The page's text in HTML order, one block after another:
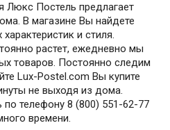
Люкс Постель предлагает
В магазине Вы найдете
и стиля.
растет, ежедневно мы
товаров. Постоянно следим
Lux-Postel.com Вы купите
не выходя из дома.
телефону 8 (800) 551-62-77
времени.